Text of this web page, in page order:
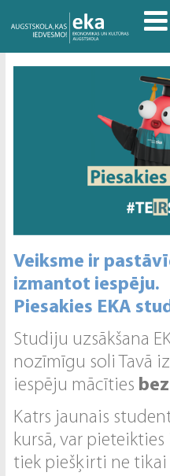
Veiksme ir
izmantot iespēju.
Piesakies EKA
Studiju uzsākšana
nozīmīgu soli Tavā
iespēju mācīties
Katrs jaunais
kursā, var
tiek piešķirti ne tikai